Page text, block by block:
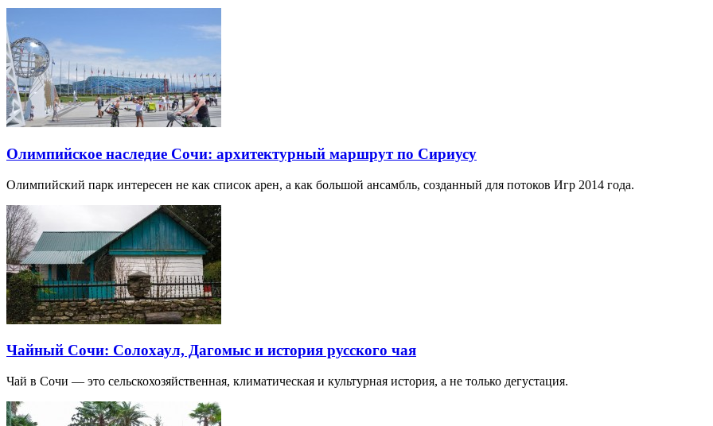
Олимпийское наследие Сочи: архитектурный маршрут по Сириусу
Олимпийский парк интересен не как список арен, а как большой ансамбль, созданный для потоков Игр 2014 года.
Чайный Сочи: Солохаул, Дагомыс и история русского чая
Чай в Сочи — это сельскохозяйственная, климатическая и культурная история, а не только дегустация.